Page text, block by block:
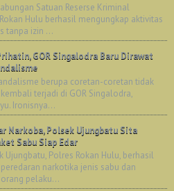
Satuan Reserse Kriminal
Hulu berhasil mengungkap aktivitas
tanpa izin ...
GOR Singalodra Baru Dirawat
berupa coretan-coretan tidak
terjadi di GOR Singalodra,
Ironisnya...
Narkoba, Polsek Ujungbatu Sita
Sabu Siap Edar
Ujungbatu, Polres Rokan Hulu, berhasil
narkotika jenis sabu dan
pelaku...